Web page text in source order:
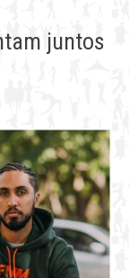
juntos